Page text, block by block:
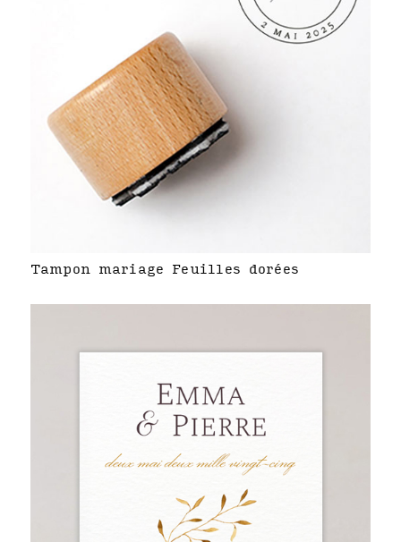
Tampon mariage Feuilles dorées